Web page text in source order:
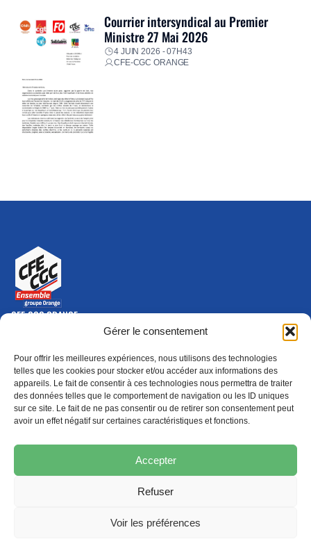
Gérer le consentement
Pour offrir les meilleures expériences, nous utilisons des technologies
telles que les cookies pour stocker et/ou accéder aux informations des
appareils. Le fait de consentir à ces technologies nous permettra de traiter
des données telles que le comportement de navigation ou les ID uniques
sur ce site. Le fait de ne pas consentir ou de retirer son consentement peut
avoir un effet négatif sur certaines caractéristiques et fonctions.
Accepter
Refuser
Voir les préférences
Courrier intersyndical au Premier
Ministre 27 Mai 2026
4 JUIN 2026 - 07H43
CFE-CGC ORANGE
CFE-CGC ORANGE
10-12 rue Saint Amand, 75015 Paris Cedex 15
Nous contacter
01 46 79 28 74
S'ABONNER(NOUVELLE FENÊTRE)
ADHÉRER
Épargne
(nouvelle fenêtre) Formation
(nouvelle fenêtre)
POLITIQUE DE COOKIES